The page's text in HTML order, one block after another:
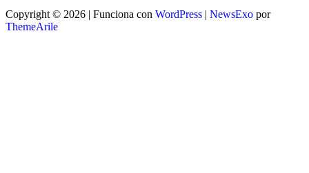
Copyright © 2026 | Funciona con WordPress | NewsExo por
ThemeArile